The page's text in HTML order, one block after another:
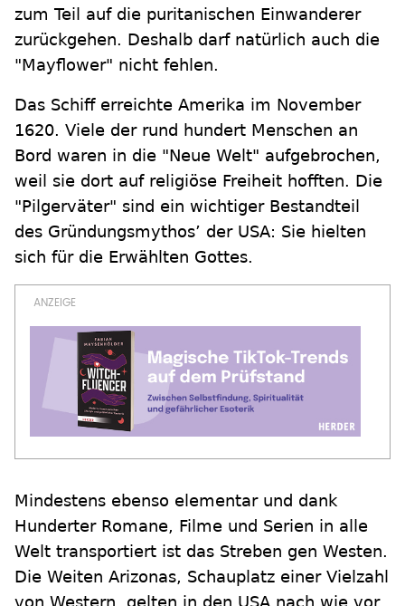
zum Teil auf die puritanischen Einwanderer
zurückgehen. Deshalb darf natürlich auch die
"Mayflower" nicht fehlen.
Das Schiff erreichte Amerika im November
1620. Viele der rund hundert Menschen an
Bord waren in die "Neue Welt" aufgebrochen,
weil sie dort auf religiöse Freiheit hofften. Die
"Pilgerväter" sind ein wichtiger Bestandteil
des Gründungsmythos’ der USA: Sie hielten
sich für die Erwählten Gottes.
Mindestens ebenso elementar und dank
Hunderter Romane, Filme und Serien in alle
Welt transportiert ist das Streben gen Westen.
Die Weiten Arizonas, Schauplatz einer Vielzahl
von Western, gelten in den USA nach wie vor,